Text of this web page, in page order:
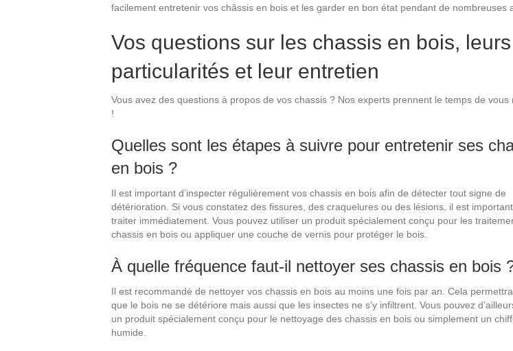
facilement entretenir vos châssis en bois et les garder en bon état pendant de nombreuses
Vos questions sur les chassis en bois, leurs
particularités et leur entretien
Vous avez des questions à propos de vos chassis ? Nos experts prennent le temps de vous
!
Quelles sont les étapes à suivre pour entretenir ses
en bois ?
Il est important d’inspecter régulièrement vos chassis en bois afin de détecter tout signe de
détérioration. Si vous constatez des fissures, des craquelures ou des lésions, il est
traiter immédiatement. Vous pouvez utiliser un produit spécialement conçu pour les
chassis en bois ou appliquer une couche de vernis pour protéger le bois.
À quelle fréquence faut-il nettoyer ses chassis en bois
Il est recommandé de nettoyer vos chassis en bois au moins une fois par an. Cela permettra
que le bois ne se détériore mais aussi que les insectes ne s’y infiltrent. Vous pouvez
un produit spécialement conçu pour le nettoyage des chassis en bois ou simplement un
humide.